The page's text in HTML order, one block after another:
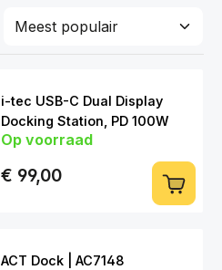
i-tec USB-C Dual Display
Docking Station, PD 100W
Op voorraad
€ 99,00
ACT Dock | AC7148